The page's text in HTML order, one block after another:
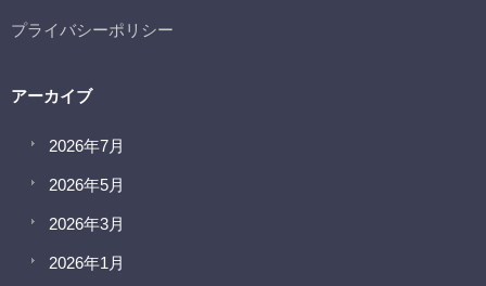
プライバシーポリシー
アーカイブ
2026年7月
2026年5月
2026年3月
2026年1月